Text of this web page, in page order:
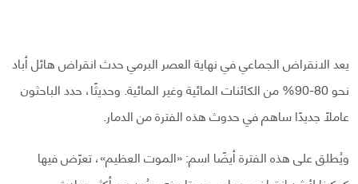
يعد الانقراض الجماعي في نهاية العصر البرمي حدث انقراض هائل أباد
نحو 80-90% من الكائنات المائية وغير المائية. وحديثًا، حدد الباحثون
عاملًا جديدًا ساهم في حدوث هذه الفترة من الدمار.
ويُطلق على هذه الفترة أيضًا اسم: «الموت العظيم»، تعرّض فيها